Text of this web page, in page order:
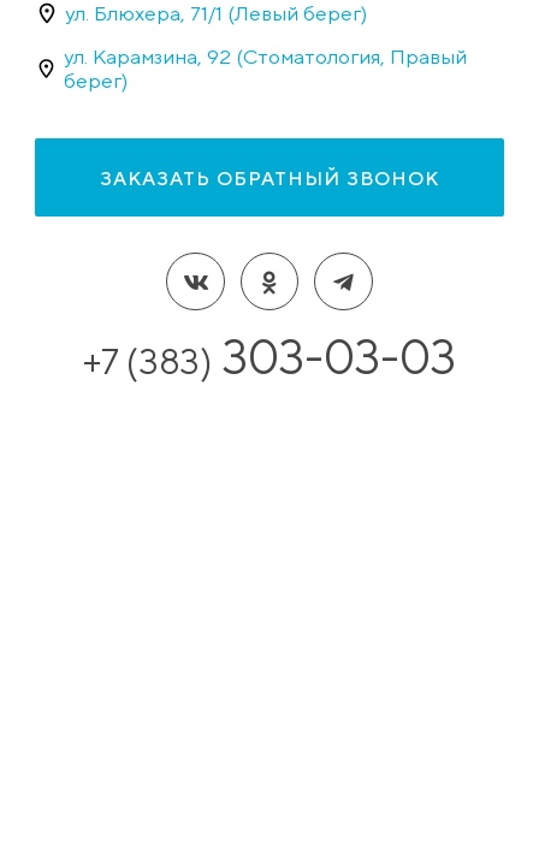
ул. Блюхера, 71/1 (Левый берег)
ул. Карамзина, 92 (Стоматология, Правый
берег)
ЗАКАЗАТЬ ОБРАТНЫЙ ЗВОНОК
+7 (383) 303-03-03